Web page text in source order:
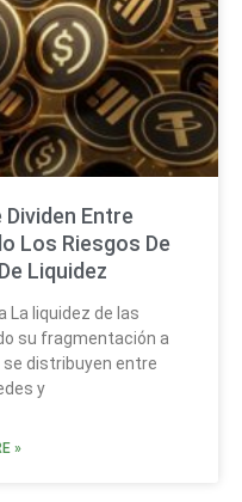
Entre
Los Riesgos De
Liquidez
La liquidez de las
su fragmentación a
distribuyen entre
y
»